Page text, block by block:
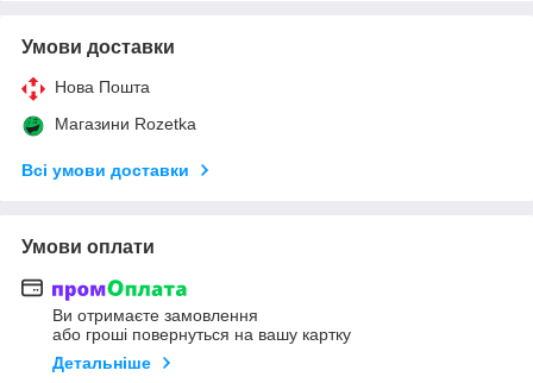
Умови доставки
Нова Пошта
Магазини Rozetka
Всі умови доставки
Умови оплати
Ви отримаєте замовлення
або гроші повернуться на вашу картку
Детальніше